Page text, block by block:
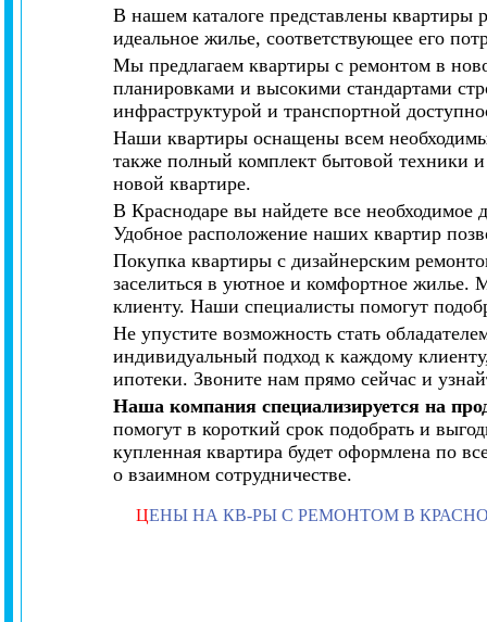
В нашем каталоге представлены квартиры
идеальное жилье, соответствующее его
Мы предлагаем квартиры с ремонтом в
планировками и высокими стандартами
инфраструктурой и транспортной
Наши квартиры оснащены всем
также полный комплект бытовой техники
новой квартире.
В Краснодаре вы найдете все
Удобное расположение наших квартир
Покупка квартиры с дизайнерским
заселиться в уютное и комфортное
клиенту. Наши специалисты помогут
Не упустите возможность стать
индивидуальный подход к каждому
ипотеки. Звоните нам прямо сейчас и
Наша компания специализируется на
помогут в короткий срок подобрать и
купленная квартира будет оформлена по
о взаимном сотрудничестве.
ЦЕНЫ НА КВ-РЫ С РЕМОНТОМ В